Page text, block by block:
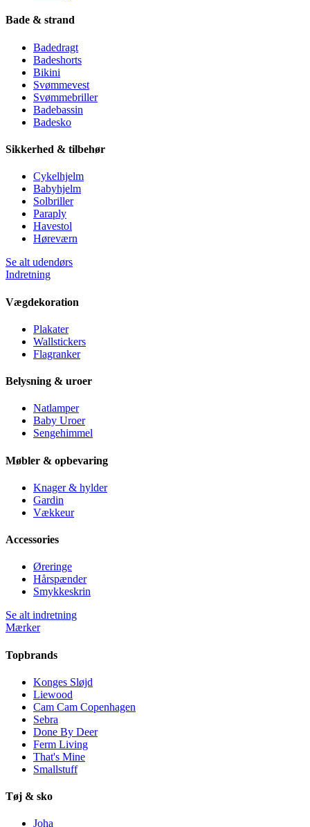
Bade & strand
Badedragt
Badeshorts
Bikini
Svømmevest
Svømmebriller
Badebassin
Badesko
Sikkerhed & tilbehør
Cykelhjelm
Babyhjelm
Solbriller
Paraply
Havestol
Høreværn
Se alt udendørs
Indretning
Vægdekoration
Plakater
Wallstickers
Flagranker
Belysning & uroer
Natlamper
Baby Uroer
Sengehimmel
Møbler & opbevaring
Knager & hylder
Gardin
Vækkeur
Accessories
Øreringe
Hårspænder
Smykkeskrin
Se alt indretning
Mærker
Topbrands
Konges Sløjd
Liewood
Cam Cam Copenhagen
Sebra
Done By Deer
Ferm Living
That's Mine
Smallstuff
Tøj & sko
Joha